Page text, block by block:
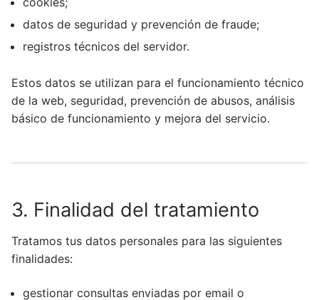
datos de seguridad y prevención de fraude;
registros técnicos del servidor.
Estos datos se utilizan para el funcionamiento técnico
de la web, seguridad, prevención de abusos, análisis
básico de funcionamiento y mejora del servicio.
3. Finalidad del tratamiento
Tratamos tus datos personales para las siguientes
finalidades:
gestionar consultas enviadas por email o